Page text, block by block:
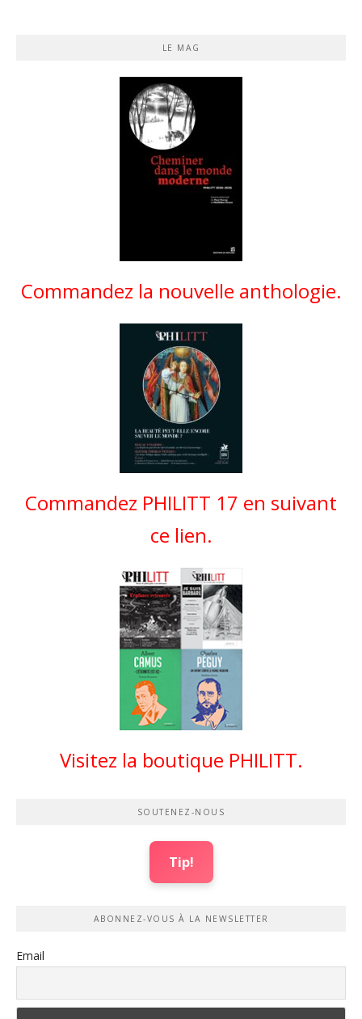
LE MAG
Commandez la nouvelle anthologie.
Commandez PHILITT 17 en suivant
ce lien.
Visitez la boutique PHILITT.
SOUTENEZ-NOUS
Tip!
ABONNEZ-VOUS À LA NEWSLETTER
Email